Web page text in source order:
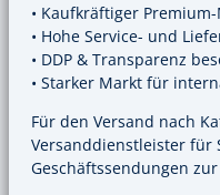
• Kaufkräftiger
• Hohe Service- und
• DDP & Transparenz
• Starker Markt für
Für den Versand nach
Versanddienstleister für
Geschäftssendungen